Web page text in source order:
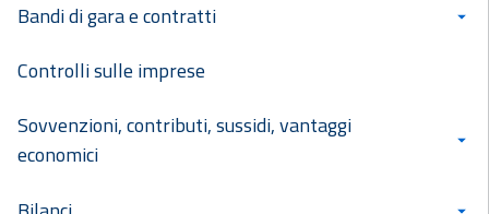
Bandi di gara e contratti
Controlli sulle imprese
Sovvenzioni, contributi, sussidi, vantaggi
economici